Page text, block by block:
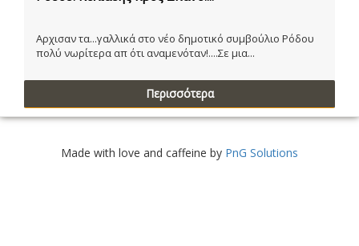
Αρχισαν τα...γαλλικά στο νέο δημοτικό συμβούλιο Ρόδου
πολύ νωρίτερα απ ότι αναμενόταν!....Σε μια...
Περισσότερα
Made with love and caffeine by PnG Solutions